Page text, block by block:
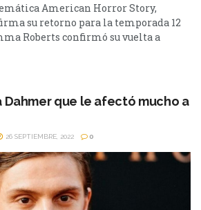
American Horror Story,
su retorno para la temporada 12
Roberts confirmó su vuelta a
serie que le dio un gran
de los años. Con el estreno
temporada...
Dahmer que le afectó mucho a
26 SEPTIEMBRE, 2022 0